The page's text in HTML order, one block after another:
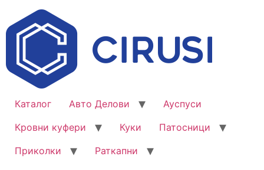
Каталог Авто Делови
Ауспуси
Кровни куфери
Куки
Патосници
Приколки
Раткапни